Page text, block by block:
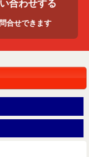
合わせする
合せできます